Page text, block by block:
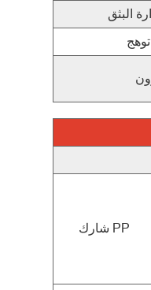
البثق
شارك PP